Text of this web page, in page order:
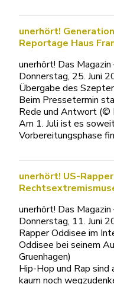
unerhört!
Reportage Haus
unerhört! Das
Donnerstag, 25. Juni
Übergabe des
Beim Pressetermin
Rede und Antwort (©
Am 1. Juli ist es
Vorbereitungsphase
unerhört! US-
unerhört! Das
Donnerstag, 11. Juni
Rapper Oddisee im
Oddisee bei seinem
Gruenhagen)
Hip-Hop und Rap
kaum noch